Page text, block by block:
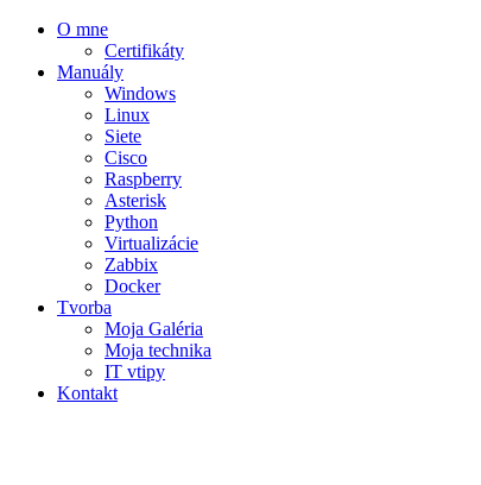
O mne
Certifikáty
Manuály
Windows
Linux
Siete
Cisco
Raspberry
Asterisk
Python
Virtualizácie
Zabbix
Docker
Tvorba
Moja Galéria
Moja technika
IT vtipy
Kontakt